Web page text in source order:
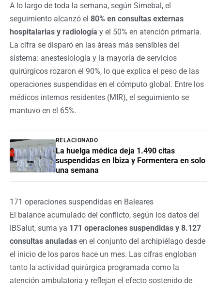
A lo largo de toda la semana, según Simebal, el
seguimiento alcanzó el 80% en consultas externas
hospitalarias y radiología y el 50% en atención primaria.
La cifra se disparó en las áreas más sensibles del
sistema: anestesiología y la mayoría de servicios
quirúrgicos rozaron el 90%, lo que explica el peso de las
operaciones suspendidas en el cómputo global. Entre los
médicos internos residentes (MIR), el seguimiento se
mantuvo en el 65%.
RELACIONADO
La huelga médica deja 1.490 citas
suspendidas en Ibiza y Formentera en solo
una semana
171 operaciones suspendidas en Baleares
El balance acumulado del conflicto, según los datos del
IBSalut, suma ya 171 operaciones suspendidas y 8.127
consultas anuladas en el conjunto del archipiélago desde
el inicio de los paros hace un mes. Las cifras engloban
tanto la actividad quirúrgica programada como la
atención ambulatoria y reflejan el efecto sostenido de